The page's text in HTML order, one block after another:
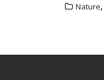
Nature,